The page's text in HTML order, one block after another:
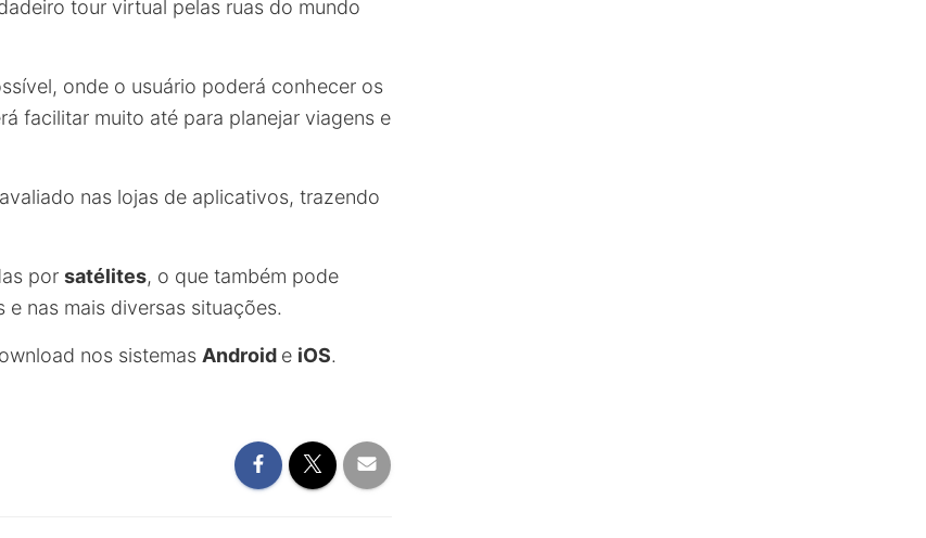
tour virtual pelas ruas do mundo
onde o usuário poderá conhecer os
facilitar muito até para planejar viagens e
nas lojas de aplicativos, trazendo
por satélites, o que também pode
nas mais diversas situações.
nos sistemas Android e iOS.